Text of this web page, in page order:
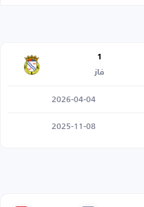
1
فاز
2026-04-04
2025-11-08